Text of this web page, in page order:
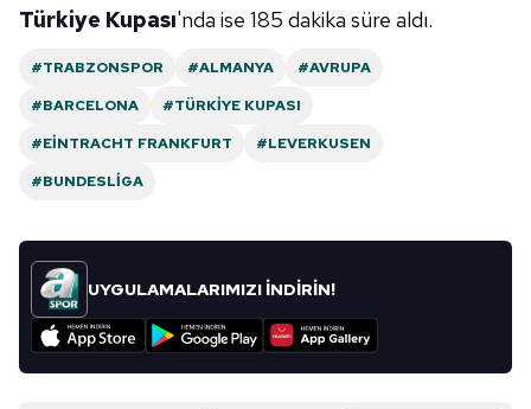
Türkiye Kupası'nda ise 185 dakika süre aldı.
#TRABZONSPOR #ALMANYA
#AVRUPA
#BARCELONA
#TÜRKIYE KUPASI
#EINTRACHT FRANKFURT
#LEVERKUSEN
#BUNDESLIGA
UYGULAMALARIMIZI İNDİRİN!